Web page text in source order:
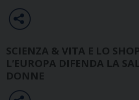
SCIENZA & VITA E LO
L’EUROPA DIFENDA LA
DONNE